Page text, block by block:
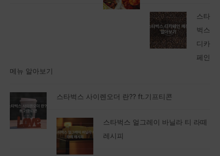
스타
벅스
디카
페인
메뉴 알아보기
스타벅스 사이렌오더 란?? ft.기프티콘
스타벅스 얼그레이 바닐라 티 라떼
레시피